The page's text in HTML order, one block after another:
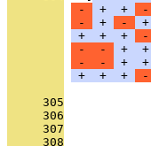
-
+ + -
-
+ - +
+
+ + -
-
- + +
-
- + +
+
+ + -
     305
     306
     307
     308